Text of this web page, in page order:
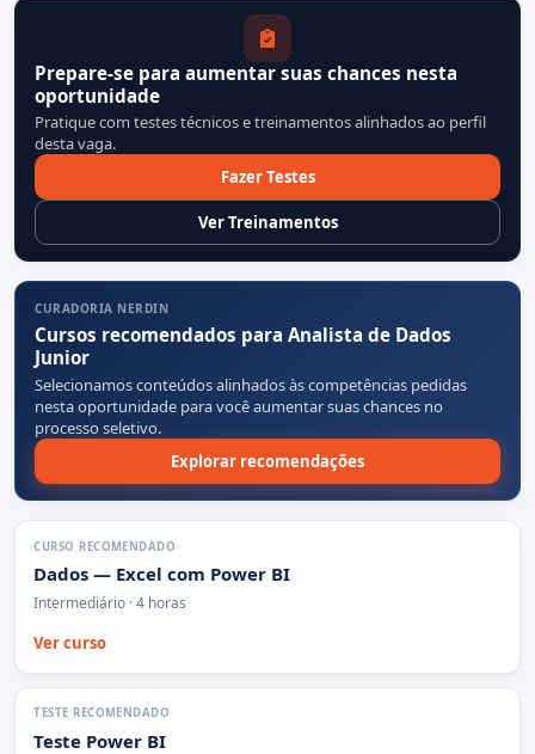
Prepare-se para aumentar suas chances nesta
oportunidade
Pratique com testes técnicos e treinamentos alinhados ao perfil
desta vaga.
Fazer Testes
Ver Treinamentos
CURADORIA NERDIN
Cursos recomendados para Analista de Dados
Junior
Selecionamos conteúdos alinhados às competências pedidas
nesta oportunidade para você aumentar suas chances no
processo seletivo.
Explorar recomendações
CURSO RECOMENDADO
Dados — Excel com Power BI
Intermediário · 4 horas
Ver curso
TESTE RECOMENDADO
Teste Power BI